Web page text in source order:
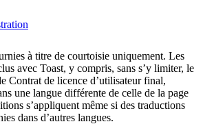
à titre de courtoisie uniquement. Les
avec Toast, y compris, sans s’y limiter, le
Contrat de licence d’utilisateur final,
une langue différente de celle de la page
s’appliquent même si des traductions
dans d’autres langues.